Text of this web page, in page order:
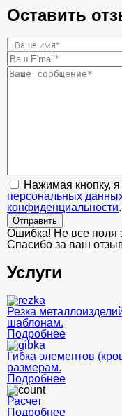
Оставить
Нажимая кнопку,
персональных
конфиденциальности.
Отправить
Ошибка! Не все поля
Спасибо за ваш
Услуги
Резка
шаблонам.
Подробнее
Гибка элементов
размерам.
Подробнее
Расчет
Подробнее